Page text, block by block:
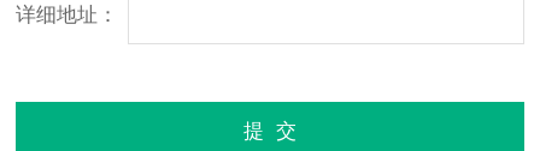
详细地址：